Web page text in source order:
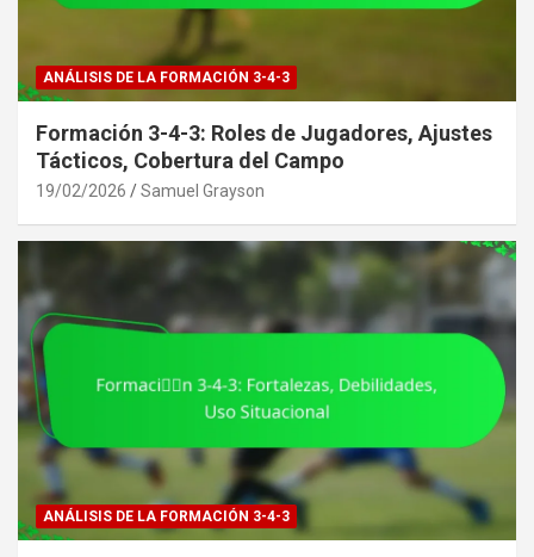
ANÁLISIS DE LA FORMACIÓN 3-4-3
Formación 3-4-3: Roles de Jugadores, Ajustes
Tácticos, Cobertura del Campo
19/02/2026 Samuel Grayson
ANÁLISIS DE LA FORMACIÓN 3-4-3